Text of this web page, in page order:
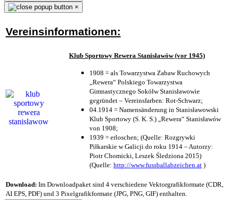
×
Vereinsinformationen:
Klub Sportowy Rewera Stanisławów (vor 1945)
1908 = als Towarzystwa Zabaw Ruchowych
„Rewera“ Polskiego Towarzystwa
Gimnastycznego Sokółw Stanisławowie
gegründet – Vereinsfarben: Rot-Schwarz;
04.1914 = Namensänderung in Stanisławowski
Klub Sportowy (S. K. S.) „Rewera“ Stanisławów
von 1908;
1939 = erloschen; (Quelle: Rozgrywki
Piłkarskie w Galicji do roku 1914 – Autorzy:
Piotr Chomicki, Leszek Śledziona 2015)
(Quelle: http://www.fussballabzeichen.at )
Download: Im Downloadpaket sind 4 verschiedene Vektorgrafikformate (CDR,
AI EPS, PDF) und 3 Pixelgrafikformate (JPG, PNG, GIF) enthalten.